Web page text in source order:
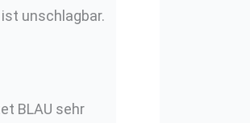
unschlagbar.
BLAU sehr